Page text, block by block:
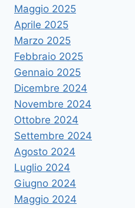
Maggio 2025
Aprile 2025
Marzo 2025
Febbraio 2025
Gennaio 2025
Dicembre 2024
Novembre 2024
Ottobre 2024
Settembre 2024
Agosto 2024
Luglio 2024
Giugno 2024
Maggio 2024